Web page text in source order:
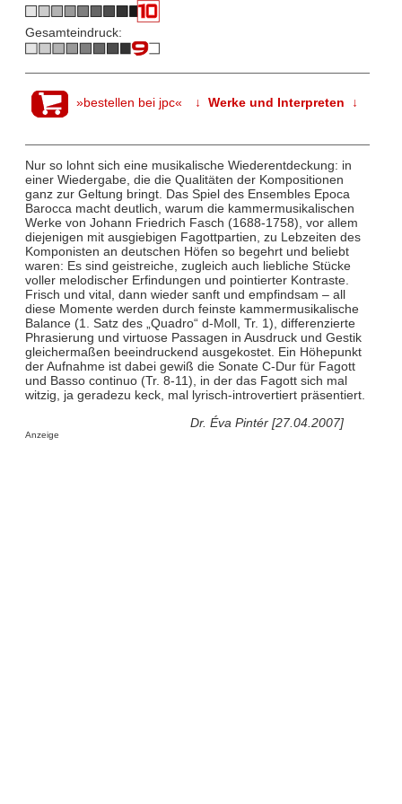
Gesamteindruck:
»bestellen bei jpc« ↓ Werke und Interpreten ↓
Nur so lohnt sich eine musikalische Wiederentdeckung: in
einer Wiedergabe, die die Qualitäten der Kompositionen
ganz zur Geltung bringt. Das Spiel des Ensembles Epoca
Barocca macht deutlich, warum die kammermusikalischen
Werke von Johann Friedrich Fasch (1688-1758), vor allem
diejenigen mit ausgiebigen Fagottpartien, zu Lebzeiten des
Komponisten an deutschen Höfen so begehrt und beliebt
waren: Es sind geistreiche, zugleich auch liebliche Stücke
voller melodischer Erfindungen und pointierter Kontraste.
Frisch und vital, dann wieder sanft und empfindsam – all
diese Momente werden durch feinste kammermusikalische
Balance (1. Satz des „Quadro“ d-Moll, Tr. 1), differenzierte
Phrasierung und virtuose Passagen in Ausdruck und Gestik
gleichermaßen beeindruckend ausgekostet. Ein Höhepunkt
der Aufnahme ist dabei gewiß die Sonate C-Dur für Fagott
und Basso continuo (Tr. 8-11), in der das Fagott sich mal
witzig, ja geradezu keck, mal lyrisch-introvertiert präsentiert.
Dr. Éva Pintér [27.04.2007]
Anzeige